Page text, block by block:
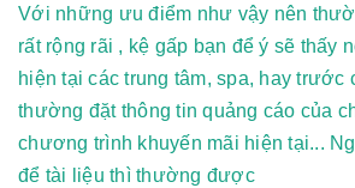
Với những ưu điểm như vậy nên
rất rộng rãi , kệ gấp bạn để ý sẽ thấy
hiện tại các trung tâm, spa, hay trước
thường đặt thông tin quảng cáo của
chương trình khuyến mãi hiện tại...
để tài liệu thì thường được